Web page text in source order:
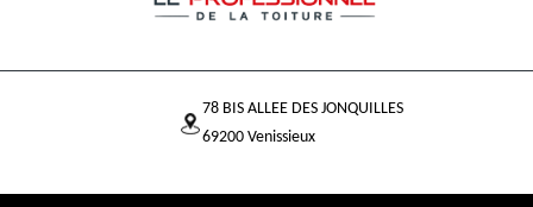
78 BIS ALLEE DES JONQUILLES
69200 Venissieux